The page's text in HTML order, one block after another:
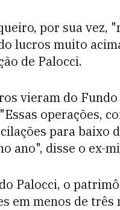
por sua vez,
lucros muito
de Palocci.
vieram do
operações,
para baixo
ano", disse o ex-
Palocci, o
em menos de três